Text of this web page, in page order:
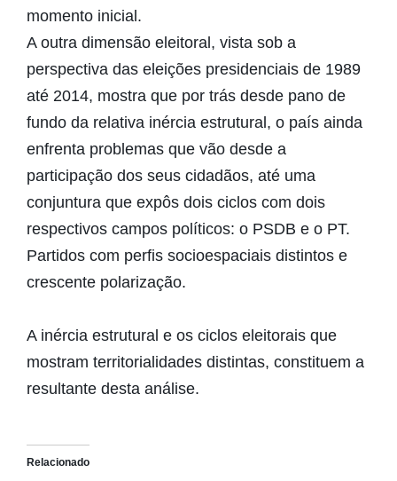
momento inicial.
A outra dimensão eleitoral, vista sob a
perspectiva das eleições presidenciais de 1989
até 2014, mostra que por trás desde pano de
fundo da relativa inércia estrutural, o país ainda
enfrenta problemas que vão desde a
participação dos seus cidadãos, até uma
conjuntura que expôs dois ciclos com dois
respectivos campos políticos: o PSDB e o PT.
Partidos com perfis socioespaciais distintos e
crescente polarização.
A inércia estrutural e os ciclos eleitorais que
mostram territorialidades distintas, constituem a
resultante desta análise.
Relacionado